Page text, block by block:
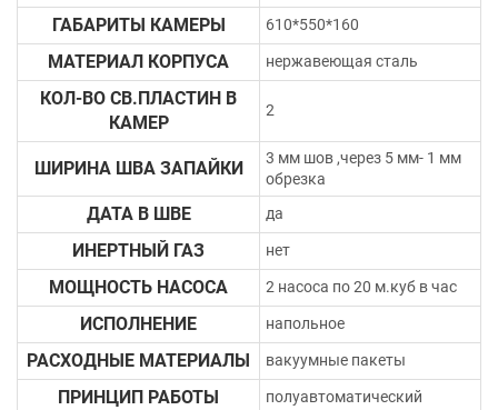
ГАБАРИТЫ КАМЕРЫ 610*550*160
МАТЕРИАЛ КОРПУСА нержавеющая сталь
КОЛ-ВО СВ.ПЛАСТИН В
КАМЕР
2
ШИРИНА ШВА ЗАПАЙКИ
3 мм шов ,через 5 мм- 1 мм
обрезка
ДАТА В ШВЕ да
ИНЕРТНЫЙ ГАЗ нет
МОЩНОСТЬ НАСОСА 2 насоса по 20 м.куб в час
ИСПОЛНЕНИЕ напольное
РАСХОДНЫЕ МАТЕРИАЛЫ вакуумные пакеты
ПРИНЦИП РАБОТЫ полуавтоматический